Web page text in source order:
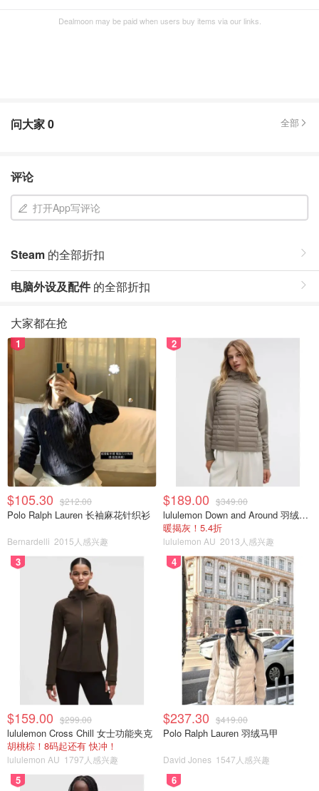
Dealmoon may be paid when users buy items via our links.
问大家0 全部
评论
打开App写评论
Steam 的全部折扣
电脑外设及配件的全部折扣
大家都在抢
1
$105.30 $212.00
Polo Ralph Lauren 长袖麻花针织衫
Bernardelli 2015人感兴趣
2
$189.00 $349.00
lululemon Down and Around 羽绒夹克
暖揭灰！5.4折
lululemon AU 2013人感兴趣
3
$159.00 $299.00
lululemon Cross Chill 女士功能夹克
胡桃棕！8码起还有 快冲！
lululemon AU 1797人感兴趣
4
$237.30 $419.00
Polo Ralph Lauren 羽绒马甲
David Jones 1547人感兴趣
5 6